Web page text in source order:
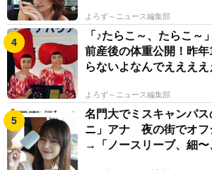
よろず～ニュース編集部
「♪たらこ～、たらこ
前産後の体重公開！昨
らないよなんでええええ
よろず～ニュース編集部
名門大でミスキャンパ
ニ」アナ 夜の街でオフ
→「ノースリーブ、細〜